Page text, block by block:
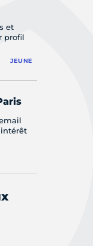
et
profil
JEUNE